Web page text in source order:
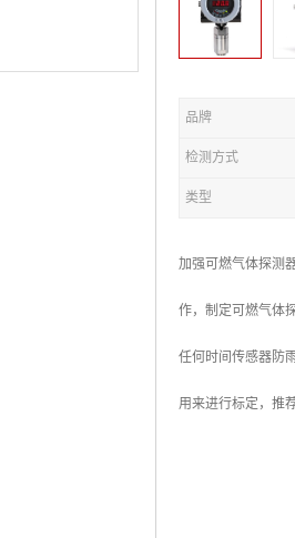
品牌
检测方式
类型
加强可燃气体探测
作，制定可燃气体
任何时间传感器防
用来进行标定，推